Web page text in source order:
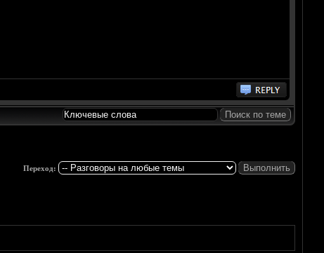
Переход: